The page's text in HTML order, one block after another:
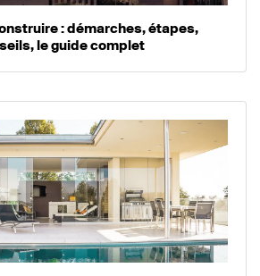
: démarches, étapes,
le guide complet